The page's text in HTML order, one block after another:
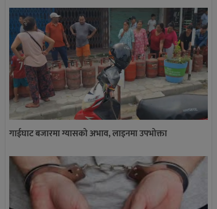
गाईघाट बजारमा ग्यासको अभाव, लाइनमा उपभोक्ता